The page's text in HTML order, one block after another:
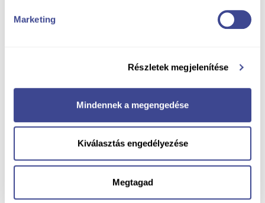
Marketing
Részletek megjelenítése
Mindennek a megengedése
Kiválasztás engedélyezése
Megtagad